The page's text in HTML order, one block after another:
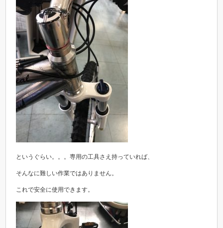
というぐらい。。。専用の工具さえ持っていれば、
そんなに難しい作業ではありません。
これで安全に使用できます。